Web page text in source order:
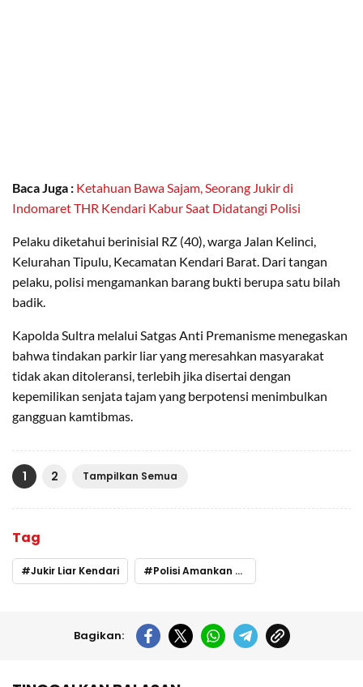
Baca Juga : Ketahuan Bawa Sajam, Seorang Jukir di
Indomaret THR Kendari Kabur Saat Didatangi Polisi
Pelaku diketahui berinisial RZ (40), warga Jalan Kelinci,
Kelurahan Tipulu, Kecamatan Kendari Barat. Dari tangan
pelaku, polisi mengamankan barang bukti berupa satu bilah
badik.
Kapolda Sultra melalui Satgas Anti Premanisme menegaskan
bahwa tindakan parkir liar yang meresahkan masyarakat
tidak akan ditoleransi, terlebih jika disertai dengan
kepemilikan senjata tajam yang berpotensi menimbulkan
gangguan kamtibmas.
1 2 Tampilkan Semua
Tag
Jukir Liar Kendari Polisi Amankan Jukir
Bagikan: